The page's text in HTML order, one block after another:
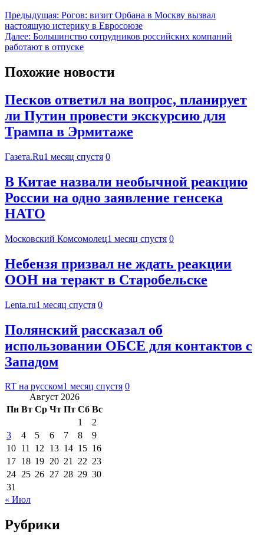
Предыдущая: Рогов: визит Орбана в Москву вызвал
настоящую истерику в Евросоюзе
Далее: Большинство сотрудников российских компаний
работают в отпуске
Похожие новости
Песков ответил на вопрос, планирует
ли Путин провести экскурсию для
Трампа в Эрмитаже
Газета.Ru1 месяц спустя 0
В Китае назвали необычной реакцию
России на одно заявление генсека
НАТО
Московский Комсомолец1 месяц спустя 0
Небензя призвал не ждать реакции
ООН на теракт в Старобельске
Lenta.ru1 месяц спустя 0
Полянский рассказал об
использовании ОБСЕ для контактов с
Западом
RT на русском1 месяц спустя 0
Август 2026
Пн Вт Ср Чт Пт Сб Вс
1
2
3
4 5 6 7 8
9
10 11 12 13 14 15 16
17 18 19 20 21 22 23
24 25 26 27 28 29 30
31
« Июл
Рубрики